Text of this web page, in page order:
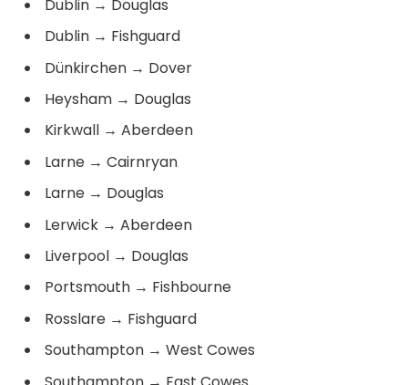
Dublin → Douglas
Dublin → Fishguard
Dünkirchen → Dover
Heysham → Douglas
Kirkwall → Aberdeen
Larne → Cairnryan
Larne → Douglas
Lerwick → Aberdeen
Liverpool → Douglas
Portsmouth → Fishbourne
Rosslare → Fishguard
Southampton → West Cowes